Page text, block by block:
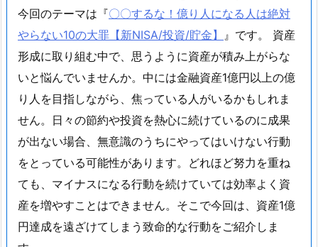
今回のテーマは『〇〇するな！億り人になる人は絶対
やらない10の大罪【新NISA/投資/貯金】
』です。 資産
形成に取り組む中で、思うように資産が積み上がらな
いと悩んでいませんか。中には金融資産1億円以上の億
り人を目指しながら、焦っている人がいるかもしれま
せん。日々の節約や投資を熱心に続けているのに成果
が出ない場合、無意識のうちにやってはいけない行動
をとっている可能性があります。どれほど努力を重ね
ても、マイナスになる行動を続けていては効率よく資
産を増やすことはできません。そこで今回は、資産1億
円達成を遠ざけてしまう致命的な行動をご紹介しま